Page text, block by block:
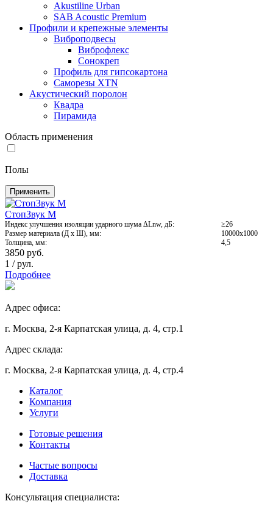
Akustiline Urban
SAB Acoustic Premium
Профили и крепежные элементы
Виброподвесы
Виброфлекс
Сонокреп
Профиль для гипсокартона
Саморезы XTN
Акустический поролон
Квадра
Пирамида
Область применения
Полы
Применить
СтопЗвук М
Индекс улучшения изоляции ударного шума ΔLnw, дБ:
≥26
Размер материала (Д х Ш), мм:
10000х1000
Толщина, мм:
4,5
3850 руб.
1 /рул.
Подробнее
Адрес офиса:
г. Москва, 2-я Карпатская улица, д. 4, стр.1
Адрес склада:
г. Москва, 2-я Карпатская улица, д. 4, стр.4
Каталог
Компания
Услуги
Готовые решения
Контакты
Частые вопросы
Доставка
Консультация специалиста: